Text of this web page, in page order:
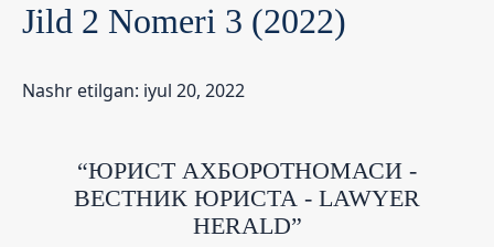
Jild 2 Nomeri 3 (2022)
Nashr etilgan: iyul 20, 2022
“ЮРИСТ АХБОРОТНОМАСИ -
ВЕСТНИК ЮРИСТА - LAWYER
HERALD”